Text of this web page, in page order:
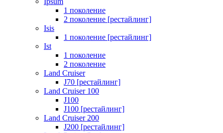
1 поколение
2 поколение [рестайлинг]
Isis
1 поколение [рестайлинг]
Ist
1 поколение
2 поколение
Land Cruiser
J70 [рестайлинг]
Land Cruiser 100
J100
J100 [рестайлинг]
Land Cruiser 200
J200 [рестайлинг]